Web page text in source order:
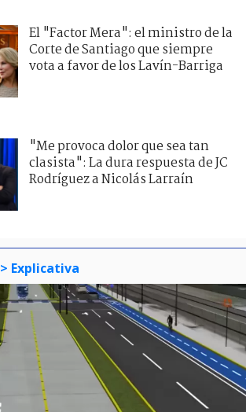
El "Factor Mera": el ministro de la
Corte de Santiago que siempre
vota a favor de los Lavín-Barriga
"Me provoca dolor que sea tan
clasista": La dura respuesta de JC
Rodríguez a Nicolás Larraín
> Explicativa